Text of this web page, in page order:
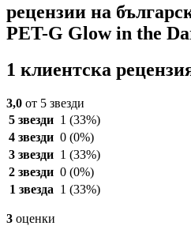
рецензии на
PET-G Glow in the
1 клиентска
3,0 от 5 звезди
5 звезди 1 (33%)
4 звезди 0 (0%)
3 звезди 1 (33%)
2 звезди 0 (0%)
1 звезда 1 (33%)
3 оценки